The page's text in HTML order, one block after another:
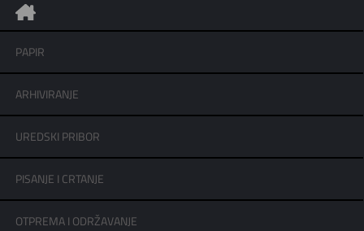
PAPIR
ARHIVIRANJE
UREDSKI PRIBOR
PISANJE I CRTANJE
OTPREMA I ODRŽAVANJE